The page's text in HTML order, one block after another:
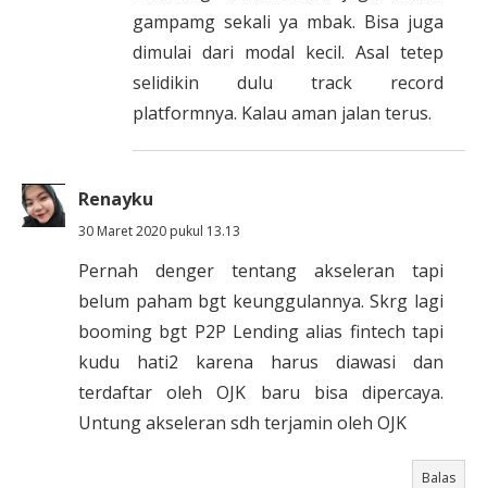
gampamg sekali ya mbak. Bisa juga
dimulai dari modal kecil. Asal tetep
selidikin dulu track record
platformnya. Kalau aman jalan terus.
Renayku
30 Maret 2020 pukul 13.13
Pernah denger tentang akseleran tapi
belum paham bgt keunggulannya. Skrg lagi
booming bgt P2P Lending alias fintech tapi
kudu hati2 karena harus diawasi dan
terdaftar oleh OJK baru bisa dipercaya.
Untung akseleran sdh terjamin oleh OJK
Balas